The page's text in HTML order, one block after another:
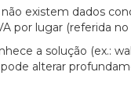
existem dados
por lugar (referida
a solução (ex.:
alterar